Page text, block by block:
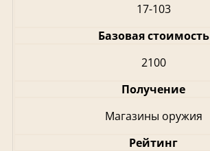
17-103
Базовая стоимость
2100
Получение
Магазины оружия
Рейтинг